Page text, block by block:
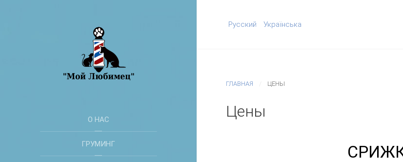
О НАС
ГРУМИНГ
Русский Українська
ГЛАВНАЯ ЦЕНЫ
Цены